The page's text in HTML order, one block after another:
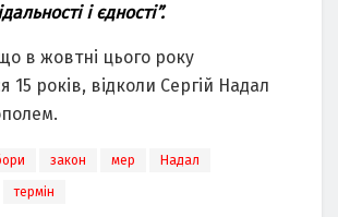
і єдності”.
в жовтні цього року
15 років, відколи Сергій Надал
закон мер Надал
термін